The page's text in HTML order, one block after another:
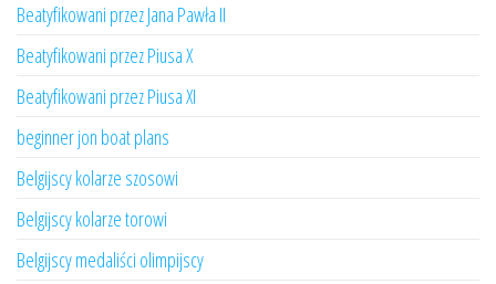
Beatyfikowani przez Jana Pawła II
Beatyfikowani przez Piusa X
Beatyfikowani przez Piusa XI
beginner jon boat plans
Belgijscy kolarze szosowi
Belgijscy kolarze torowi
Belgijscy medaliści olimpijscy